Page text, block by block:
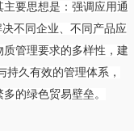
要思想是：强调应用通
不同企业、不同产品应
管理要求的多样性，建
持久有效的管理体系，
的绿色贸易壁垒。